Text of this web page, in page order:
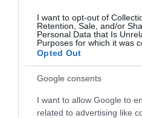
I want to opt-out of
Retention, Sale, and/or
Personal Data that Is
Purposes for which it was
Opted Out
Google consents
I want to allow Google to
related to advertising like